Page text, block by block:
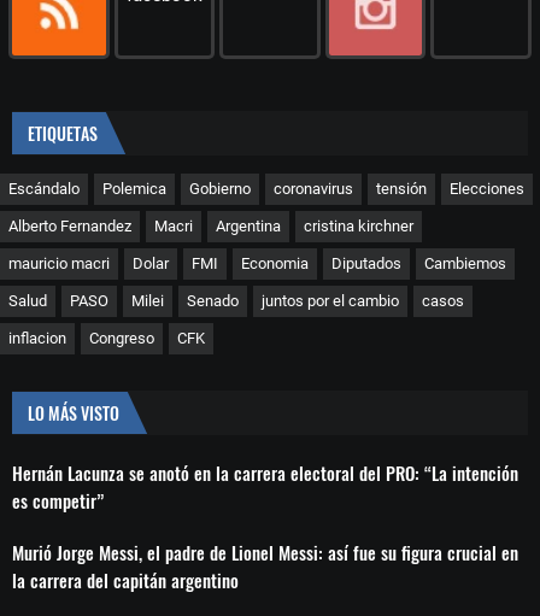
ETIQUETAS
Escándalo Polemica Gobierno coronavirus tensión Elecciones
Alberto Fernandez Macri Argentina cristina kirchner
mauricio macri Dolar FMI Economia Diputados Cambiemos
Salud PASO Milei Senado juntos por el cambio casos
inflacion Congreso CFK
LO MÁS VISTO
Hernán Lacunza se anotó en la carrera electoral del PRO: “La intención
es competir”
Murió Jorge Messi, el padre de Lionel Messi: así fue su figura crucial en
la carrera del capitán argentino